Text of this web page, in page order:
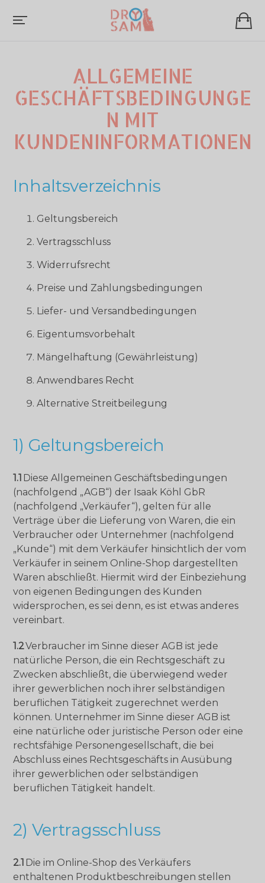
ALLGEMEINE
GESCHÄFTSBEDINGUNGE
N MIT
KUNDENINFORMATIONEN
Inhaltsverzeichnis
Geltungsbereich
Vertragsschluss
Widerrufsrecht
Preise und Zahlungsbedingungen
Liefer- und Versandbedingungen
Eigentumsvorbehalt
Mängelhaftung (Gewährleistung)
Anwendbares Recht
Alternative Streitbeilegung
1) Geltungsbereich
1.1 Diese Allgemeinen Geschäftsbedingungen
(nachfolgend „AGB“) der Isaak Köhl GbR
(nachfolgend „Verkäufer“), gelten für alle
Verträge über die Lieferung von Waren, die ein
Verbraucher oder Unternehmer (nachfolgend
„Kunde“) mit dem Verkäufer hinsichtlich der vom
Verkäufer in seinem Online-Shop dargestellten
Waren abschließt. Hiermit wird der Einbeziehung
von eigenen Bedingungen des Kunden
widersprochen, es sei denn, es ist etwas anderes
vereinbart.
1.2Verbraucher im Sinne dieser AGB ist jede
natürliche Person, die ein Rechtsgeschäft zu
Zwecken abschließt, die überwiegend weder
ihrer gewerblichen noch ihrer selbständigen
beruflichen Tätigkeit zugerechnet werden
können. Unternehmer im Sinne dieser AGB ist
eine natürliche oder juristische Person oder eine
rechtsfähige Personengesellschaft, die bei
Abschluss eines Rechtsgeschäfts in Ausübung
ihrer gewerblichen oder selbständigen
beruflichen Tätigkeit handelt.
2) Vertragsschluss
2.1 Die im Online-Shop des Verkäufers
enthaltenen Produktbeschreibungen stellen